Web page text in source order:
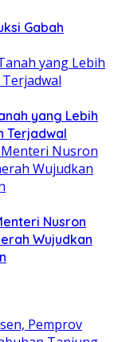
Gabah
yang Lebih
Terjadwal
Nusron
Wujudkan